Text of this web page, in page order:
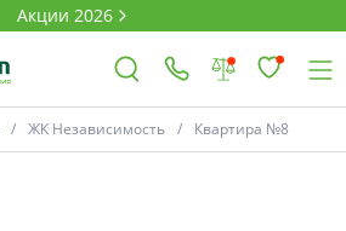
Акции 2026
ЖК Независимость Квартира №8
План Комнатность